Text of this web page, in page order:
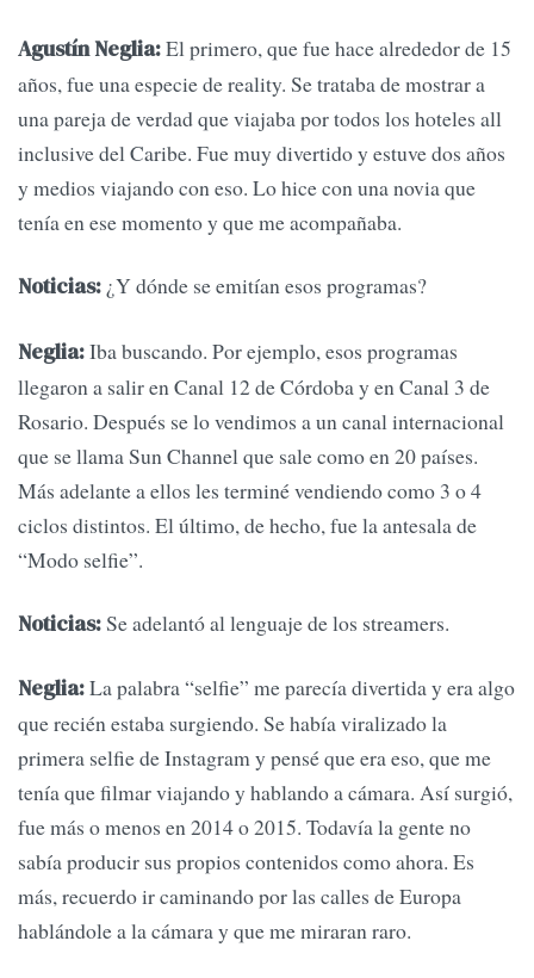
Agustín Neglia:El primero, que fue hace alrededor de 15
años, fue una especie de reality. Se trataba de mostrar a
una pareja de verdad que viajaba por todos los hoteles all
inclusive del Caribe. Fue muy divertido y estuve dos años
y medios viajando con eso. Lo hice con una novia que
tenía en ese momento y que me acompañaba.
Noticias: ¿Y dónde se emitían esos programas?
Neglia:Iba buscando. Por ejemplo, esos programas
llegaron a salir en Canal 12 de Córdoba y en Canal 3 de
Rosario. Después se lo vendimos a un canal internacional
que se llama Sun Channel que sale como en 20 países.
Más adelante a ellos les terminé vendiendo como 3 o 4
ciclos distintos. El último, de hecho, fue la antesala de
“Modo selfie”.
Noticias:Se adelantó al lenguaje de los streamers.
Neglia:La palabra “selfie” me parecía divertida y era algo
que recién estaba surgiendo. Se había viralizado la
primera selfie de Instagram y pensé que era eso, que me
tenía que filmar viajando y hablando a cámara. Así surgió,
fue más o menos en 2014 o 2015. Todavía la gente no
sabía producir sus propios contenidos como ahora. Es
más, recuerdo ir caminando por las calles de Europa
hablándole a la cámara y que me miraran raro.